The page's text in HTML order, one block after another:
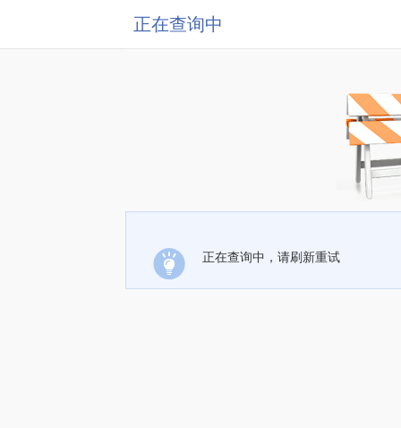
正在查询中
正在查询中，请刷新重试